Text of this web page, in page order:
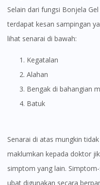
Selain dari fungsi Bonjela Gel dan kegunaannya, mungkin
terdapat kesan sampingan
lihat senarai di bawah:
Kegatalan
Alahan
Bengak di bahangian
Batuk
Senarai di atas mungkin tidak penuh dan lengkap. Sila
maklumkan kepada doktor
simptom yang lain.
ubat digunakan secara